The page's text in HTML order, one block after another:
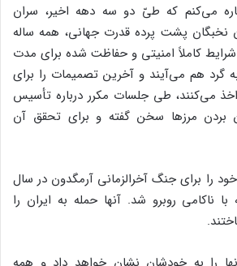
می‌کنم که طیّ دو سه دهه اخیر، سران
نخبگان پشت پرده قدرت جهانی، همه ساله
کاملاً امنیتی و حفاظت شده برای مدت
گرد هم می‌آیند و آخرین تصمیمات را برای
می‌کنند، طی جلسات مکرر درباره تأسیس
بردن مرزها سخن گفته و برای تحقق آن
را برای جنگ آخرالزمانی آرمگدون در سال
که با ناکامی روبرو شد. آنها حمله به ایران را